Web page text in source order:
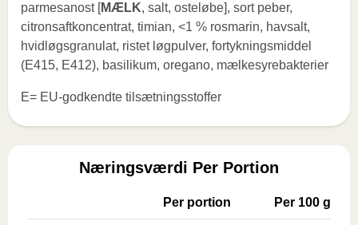
parmesanost [MÆLK, salt, osteløbe], sort peber,
citronsaftkoncentrat, timian, <1 % rosmarin, havsalt,
hvidløgsgranulat, ristet løgpulver, fortykningsmiddel
(E415, E412), basilikum, oregano, mælkesyrebakterier
E= EU-godkendte tilsætningsstoffer
Næringsværdi Per Portion
Per portion Per 100 g